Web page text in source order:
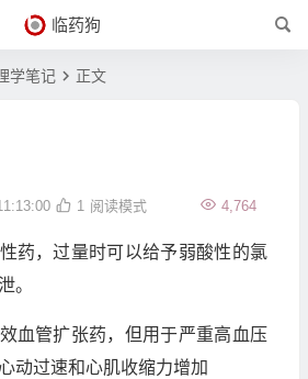
临药狗
学笔记 正文
4,764
1 阅读模式
药，过量时可以给予弱酸性的氯
。
血管扩张药，但用于严重高血压
动过速和心肌收缩力增加